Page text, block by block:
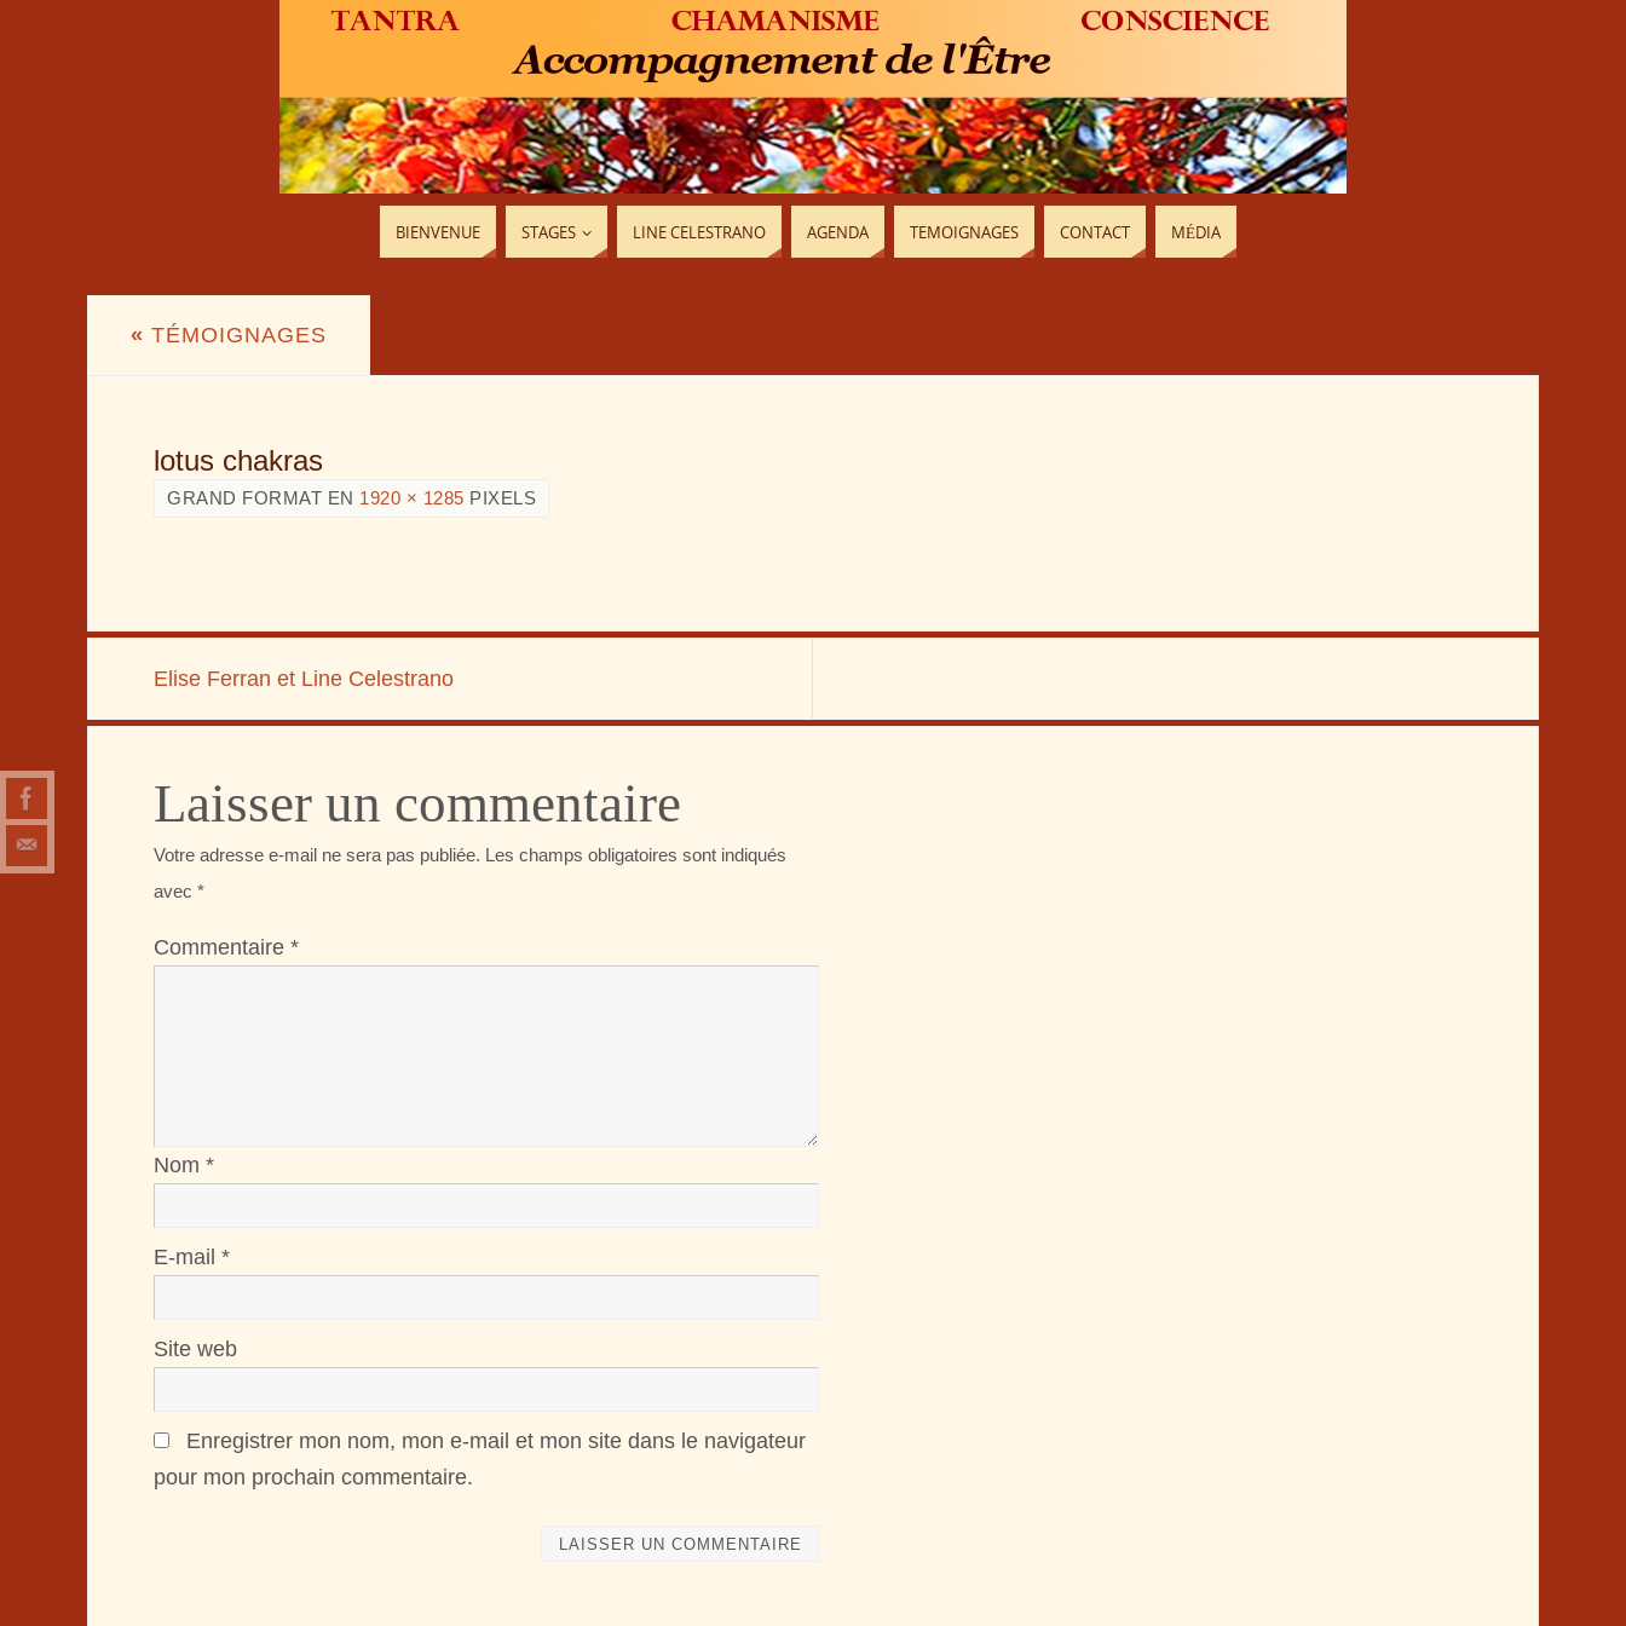
BIENVENUE STAGES LINE CELESTRANO AGENDA TEMOIGNAGES CONTACT MÉDIA
« TÉMOIGNAGES
lotus chakras
GRAND FORMAT EN 1920 × 1285 PIXELS
Elise Ferran et Line Celestrano
Laisser un commentaire
Votre adresse e-mail ne sera pas publiée. Les champs obligatoires sont indiqués
avec *
Commentaire *
Nom *
E-mail *
Site web
Enregistrer mon nom, mon e-mail et mon site dans le navigateur
pour mon prochain commentaire.